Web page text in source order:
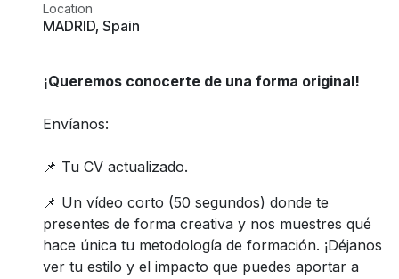
Location
MADRID, Spain
¡Queremos conocerte de una forma original!
Envíanos:
📌 Tu CV actualizado.
📌 Un vídeo corto (50 segundos) donde te
presentes de forma creativa y nos muestres qué
hace única tu metodología de formación. ¡Déjanos
ver tu estilo y el impacto que puedes aportar a